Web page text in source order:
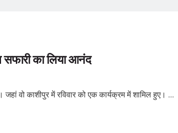
का लिया आनंद
वो काशीपुर में रविवार को एक कार्यक्रम में शामिल हुए। ...